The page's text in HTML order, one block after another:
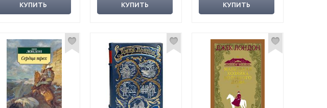
КУПИТЬ КУПИТЬ КУПИТЬ